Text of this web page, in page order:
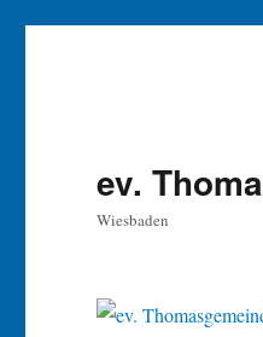
ev.
Wiesbaden